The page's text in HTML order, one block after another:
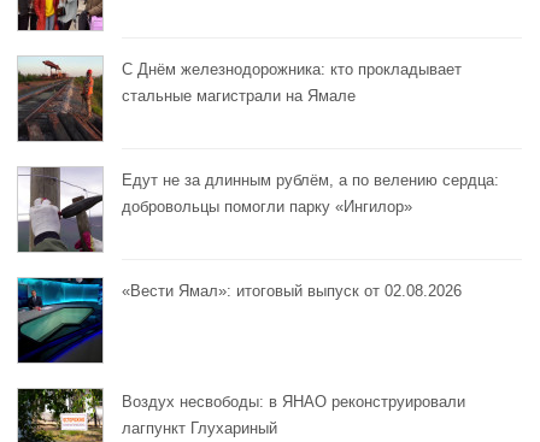
С Днём железнодорожника: кто прокладывает
стальные магистрали на Ямале
Едут не за длинным рублём, а по велению сердца:
добровольцы помогли парку «Ингилор»
«Вести Ямал»: итоговый выпуск от 02.08.2026
Воздух несвободы: в ЯНАО реконструировали
лагпункт Глухариный